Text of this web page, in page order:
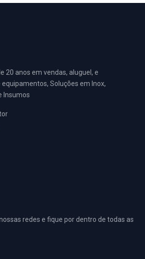
20 anos em vendas, aluguel, e
Soluções em Inox,
Insumos
redes e fique por dentro de todas as